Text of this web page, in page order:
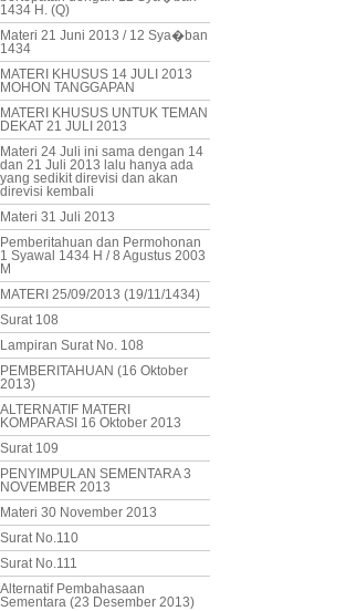
1434 H. (Q)
Materi 21 Juni 2013 / 12 Sya�ban
1434
MATERI KHUSUS 14 JULI 2013
MOHON TANGGAPAN
MATERI KHUSUS UNTUK TEMAN
DEKAT 21 JULI 2013
Materi 24 Juli ini sama dengan 14
dan 21 Juli 2013 lalu hanya ada
yang sedikit direvisi dan akan
direvisi kembali
Materi 31 Juli 2013
Pemberitahuan dan Permohonan
1 Syawal 1434 H / 8 Agustus 2003
M
MATERI 25/09/2013 (19/11/1434)
Surat 108
Lampiran Surat No. 108
PEMBERITAHUAN (16 Oktober
2013)
ALTERNATIF MATERI
KOMPARASI 16 Oktober 2013
Surat 109
PENYIMPULAN SEMENTARA 3
NOVEMBER 2013
Materi 30 November 2013
Surat No.110
Surat No.111
Alternatif Pembahasaan
Sementara (23 Desember 2013)